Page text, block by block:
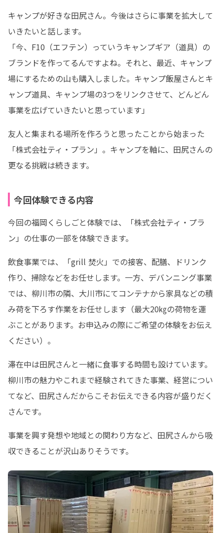
キャンプが好きな田尻さん。今後はさらに事業を拡大して
いきたいと話します。
「今、F10（エフテン）っていうキャンプギア（道具）の
ブランドを作ってるんですよね。それと、最近、キャンプ
場にするための山も購入しました。キャンプ飯屋さんとキ
ャンプ道具、キャンプ場の3つをリンクさせて、どんどん
事業を広げていきたいと思っています」
友人と集まれる場所を作ろうと思ったことから始まった
「株式会社ティ・プラン」。キャンプを軸に、田尻さんの
更なる挑戦は続きます。
今回体験できる内容
今回の福岡くらしごと体験では、「株式会社ティ・プラ
ン」の仕事の一部を体験できます。
飲食事業では、「grill 焚火」での接客、配膳、ドリンク
作り、掃除などをお任せします。一方、デバンニング事業
では、柳川市の隣、大川市にてコンテナから家具などの積
み荷を下ろす作業をお任せします（最大20㎏の荷物を運
ぶことがあります。お申込みの際にご希望の体験をお伝え
ください）。
滞在中は田尻さんと一緒に食事する時間も設けています。
柳川市の魅力やこれまで経験されてきた事業、経営につい
てなど、田尻さんだからこそお伝えできる内容が盛りだく
さんです。
事業を興す発想や地域との関わり方など、田尻さんから吸
収できることが沢山ありそうです。